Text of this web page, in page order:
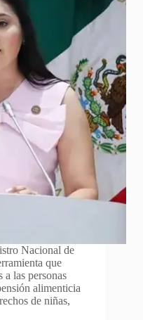
Nacional de
que
las personas
alimenticia
de niñas,